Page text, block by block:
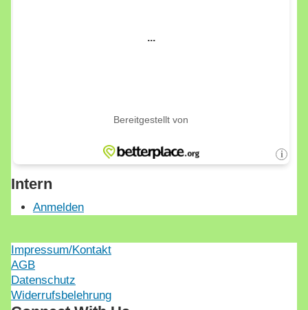
Intern
Anmelden
Impressum/Kontakt
AGB
Datenschutz
Widerrufsbelehrung